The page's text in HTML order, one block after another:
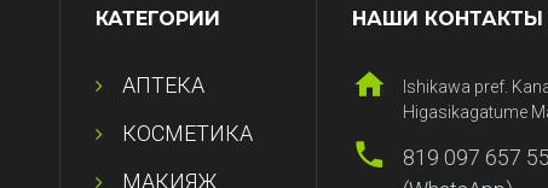
КАТЕГОРИИ
АПТЕКА
КОСМЕТИКА
МАКИЯЖ
НАШИ КОНТАКТЫ
Ishikawa pref.
Higasikagatume
819 097 657